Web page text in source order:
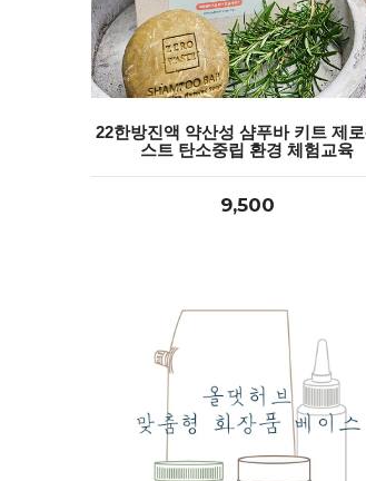
22한방진액 약산성 샴푸바 키트 제
스트 탄소중립 환경 체험교육
9,500